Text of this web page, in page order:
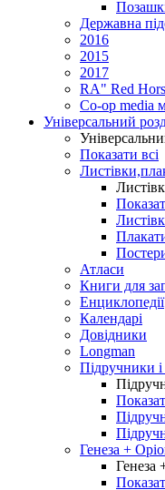
Державна
2016
2015
2017
RA" Red
Co-op media
Універсальний
Показати всі
Атласи
Книги для
Енциклопедії
Календарі
Довідники
Longman
Підручники
Генеза +
Генеза